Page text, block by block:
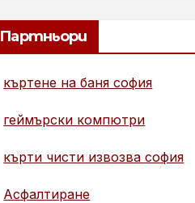
Партньори
къртене на баня софия
геймърски компютри
кърти чисти извозва софия
Асфалтиране